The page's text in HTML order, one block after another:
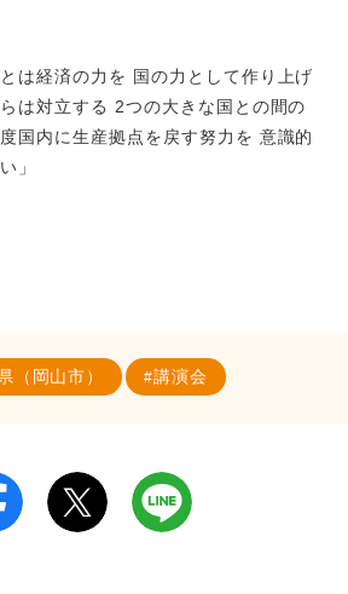
は経済の力を 国の力として作り上げ
は対立する 2つの大きな国との間の
国内に生産拠点を戻す努力を 意識的
」
（岡山市） 講演会